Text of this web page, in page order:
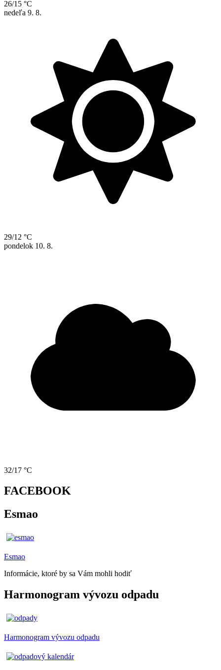
26/15 °C
nedeľa 9. 8.
29/12 °C
pondelok 10. 8.
32/17 °C
FACEBOOK
Esmao
Esmao
Informácie, ktoré by sa Vám mohli hodiť
Harmonogram vývozu odpadu
Harmonogram vývozu odpadu